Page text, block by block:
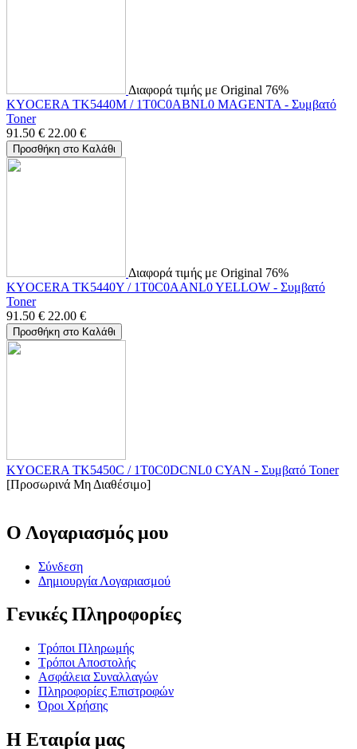
Διαφορά τιμής με Original 76%
KYOCERA TK5440M / 1T0C0ABNL0 MAGENTA - Συμβατό
Toner
91.50 € 22.00 €
Προσθήκη στο Καλάθι
Διαφορά τιμής με Original 76%
KYOCERA TK5440Y / 1T0C0AANL0 YELLOW - Συμβατό
Toner
91.50 € 22.00 €
Προσθήκη στο Καλάθι
KYOCERA TK5450C / 1T0C0DCNL0 CYAN - Συμβατό Toner
[Προσωρινά Μη Διαθέσιμο]
Ο Λογαριασμός μου
Σύνδεση
Δημιουργία Λογαριασμού
Γενικές Πληροφορίες
Τρόποι Πληρωμής
Τρόποι Αποστολής
Ασφάλεια Συναλλαγών
Πληροφορίες Επιστροφών
Όροι Χρήσης
Η Εταιρία μας